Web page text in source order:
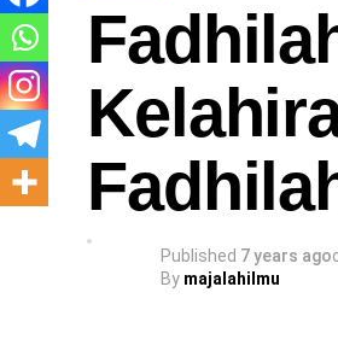
Published 7 years ago
By majalahilmu